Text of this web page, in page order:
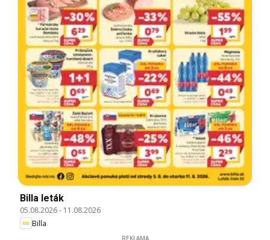
Billa leták
05.08.2026- 11.08.2026
Billa
REKLAMA